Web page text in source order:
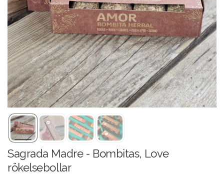
Sagrada Madre - Bombitas, Love
rökelsebollar